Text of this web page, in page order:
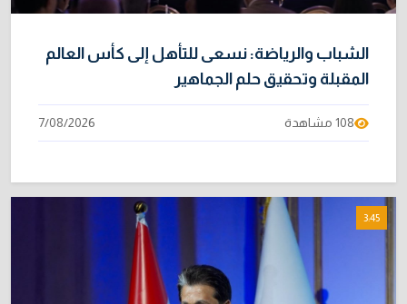
الشباب والرياضة: نسعى للتأهل إلى كأس العالم
المقبلة وتحقيق حلم الجماهير
108 مشاهدة 7/08/2026
3:45